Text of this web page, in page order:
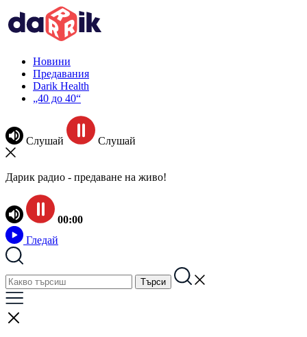
Новини
Предавания
Darik Health
„40 до 40“
Слушай Слушай
Дарик радио - предаване на живо!
00:00
Гледай